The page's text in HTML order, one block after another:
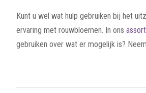
Kunt u wel wat hulp gebruiken bij het
ervaring met rouwbloemen. In ons
gebruiken over wat er mogelijk is?